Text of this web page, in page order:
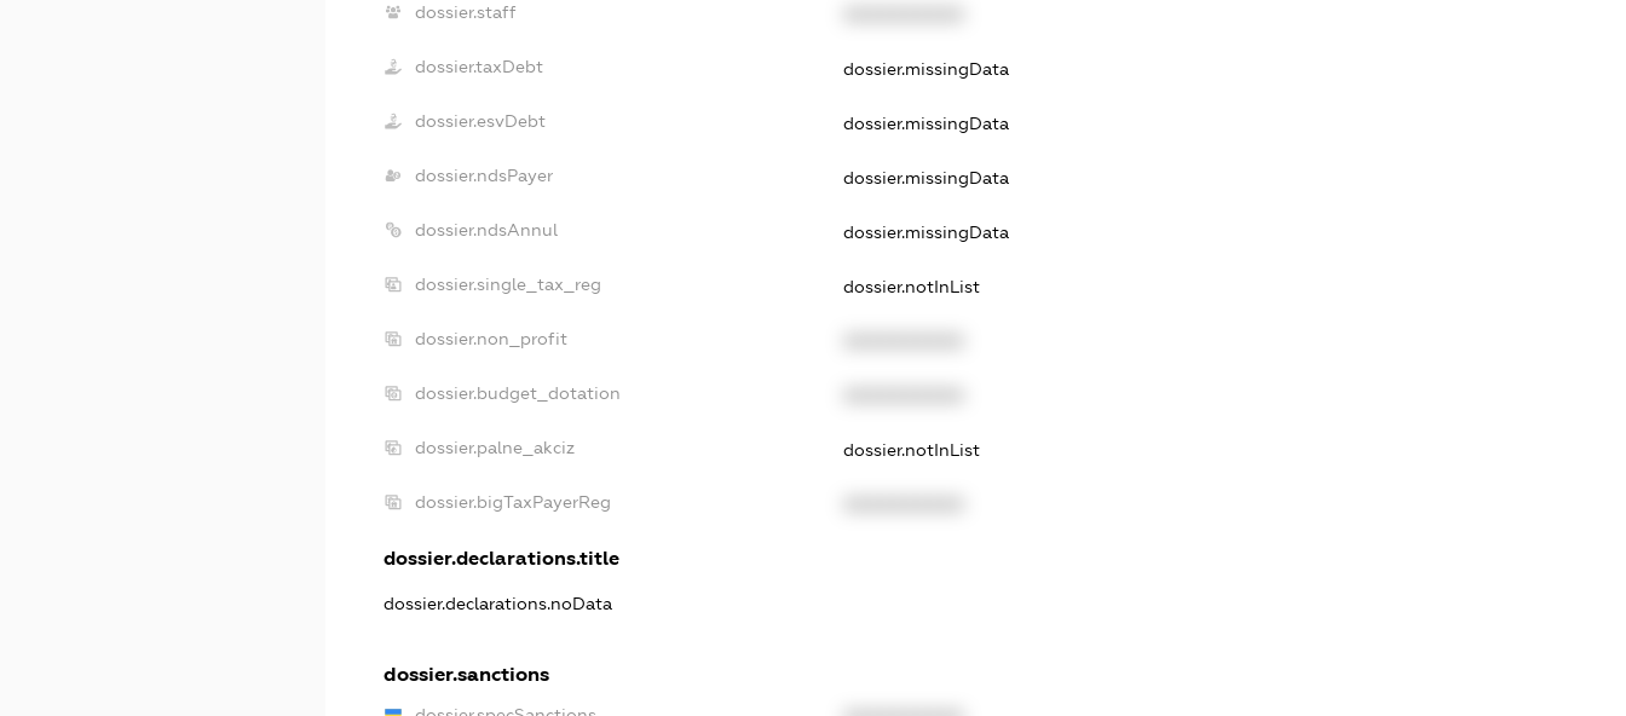
dossier.staff
dossier.taxDebt dossier.missingData
dossier.esvDebt dossier.missingData
dossier.ndsPayer dossier.missingData
dossier.ndsAnnul dossier.missingData
dossier.single_tax_reg dossier.notInList
dossier.non_profit
dossier.budget_dotation
dossier.palne_akciz dossier.notInList
dossier.bigTaxPayerReg
dossier.declarations.title
dossier.declarations.noData
dossier.sanctions